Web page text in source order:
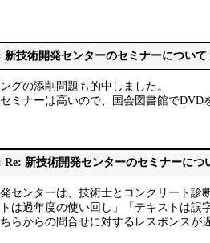
新技術開発センターのセミナーについて
グの添削問題も的中しました。
ミナーは高いので、国会図書館でDVD
Re: 新技術開発センターのセミナーにつ
センターは、技術士とコンクリート
トは過年度の使い回し」「テキストは
らからの問合せに対するレスポンス